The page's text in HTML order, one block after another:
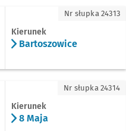
Kierunek
Bartoszowice
Nr słupka 24313
Kierunek
8 Maja
Nr słupka 24314